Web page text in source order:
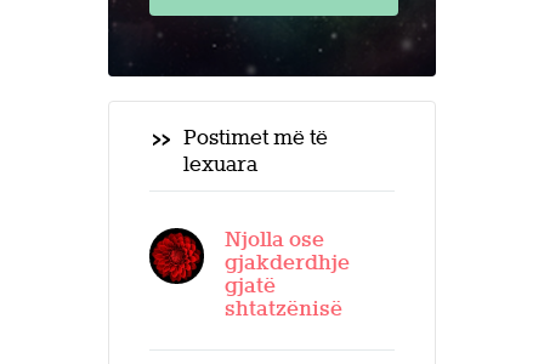
Postimet më të
lexuara
Njolla ose
gjakderdhje
gjatë
shtatzënisë